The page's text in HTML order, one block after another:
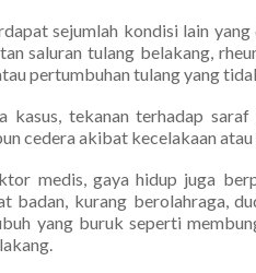
sejumlah kondisi lain
saluran tulang belakang,
pertumbuhan tulang yang
kasus, tekanan terhadap
cedera akibat kecelakaan atau
medis, gaya hidup juga
badan, kurang berolahraga,
yang buruk seperti